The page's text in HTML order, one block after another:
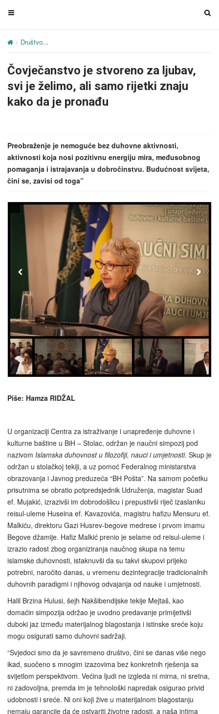
T
g
e
n
v
a
o
T
Društvo
Čovječanstvo je stvoreno za ljubav,
svi je želimo, ali samo rijetki znaju
kako da je pronađu
Preobraženje je nemoguće bez duhovne aktivnosti,
aktivnosti koja nosi pozitivnu energiju mira, međusobnog
pomaganja i istrajavanja u dobročinstvu. Budućnost svijeta,
čini se, zavisi od toga”
Piše: Hamza RIDŽAL
U organizaciji Centra za istraživanje i unapređenje duhovne i
kulturne baštine u BiH – Stolac, održan je naučni simpozij pod
nazivom Islamska duhovnost u filozofiji, nauci i umjetnosti. Skup je
održan u stolačkoj tekiji, a uz pomoć Federalnog ministarstva
obrazovanja i Javnog preduzeća “BH Pošta”. Na samom početku
prisutnima se obratio potpredsjednik Udruženja, magistar Suad
ef. Mujakić, izrazivši im dobrodošlicu i prepustivši riječ izaslaniku
reisul-uleme Huseina ef. Kavazovića, magistru hafizu Mensuru ef.
Malkiću, direktoru Gazi Husrev‑begove medrese i prvom imamu
Begove džamije. Hafiz Malkić prenio je selame od reisul-uleme i
izrazio radost zbog organiziranja naučnog skupa na temu
islamske duhovnosti, istaknuvši da su takvi skupovi prijeko
potrebni, naročito danas, u vremenu dezintegracije tradicionalnih
duhovnih paradigmi i njihovog odvajanja od nauke i umjetnosti.
Halil Brzina Hulusi, šejh Nakšibendijske tekije Mejtaš, kao
domaćin simpozija održao je uvodno predavanje primijetivši
duboki jaz između materijalnog blagostanja i istinske sreće koju
mogu osigurati samo duhovni sadržaji.
“Svjedoci smo da je savremeno društvo, čini se danas više nego
ikad, suočeno s mnogim izazovima bez konkretnih rješenja sa
svijetlom perspektivom. Većina ljudi ne izgleda ni mirna, ni sretna,
ni zadovoljna, premda im je tehnološki napredak osigurao privid
udobnosti i sreće. Ni oni koji žive u materijalnom blagostanju
nemaju garancije da će ostvariti životne radosti, a naša intima